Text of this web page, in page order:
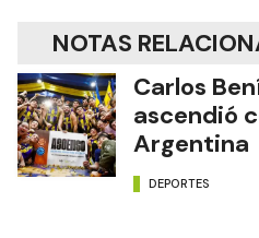
NOTAS
Carlos
ascendió
Argentina
DEPORTES